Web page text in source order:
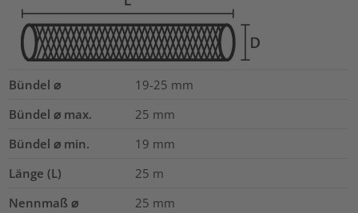
Bündel ⌀ 19-25 mm
Bündel ⌀ max.
25 mm
Bündel ⌀ min.
19 mm
Länge (L)
25 m
Nennmaß ⌀
25 mm